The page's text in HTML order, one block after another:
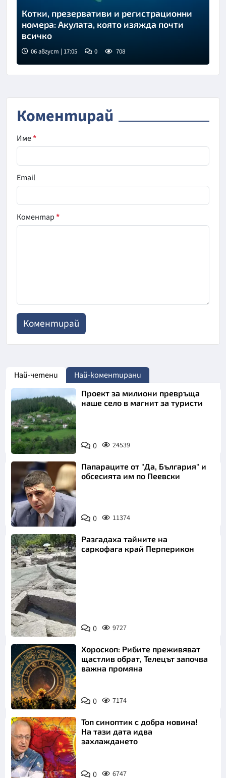
Котки, презервативи и регистрационни
номера: Акулата, която изяжда почти
всичко
06 август | 17:05 0 708
Коментирай
Име*
Email
Коментар*
Най-четени Най-коментирани
Проект за милиони превръща
наше село в магнит за туристи
0 24539
Папараците от "Да, България" и
обсесията им по Пеевски
0 11374
Снимка:
Bulgaria ON
AIR
Разгадаха тайните на
саркофага край Перперикон
0 9727
Хороскоп: Рибите преживяват
щастлив обрат, Телецът започва
важна промяна
0 7174
Топ синоптик с добра новина!
На тази дата идва
захлаждането
0 6747